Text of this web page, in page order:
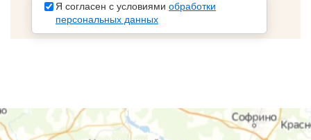
Я согласен с условиями обработки
персональных данных